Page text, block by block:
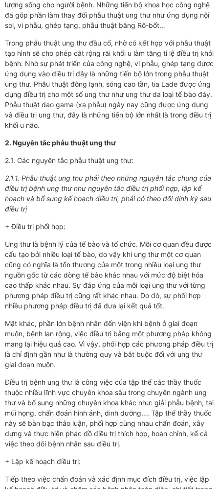
lượng sống cho người bệnh. Những tiến bộ khoa học công nghệ
đã góp phần làm thay đổi phẫu thuật ung thư như ứng dụng nội
soi, vi phẫu, ghép tạng, phẫu thuật bằng Rô-bốt…
Trong phẫu thuật ung thư đầu cổ, nhờ có kết hợp với phẫu thuật
tạo hình sẽ cho phép cắt rộng rãi khối u làm tăng tỉ lệ điều trị khỏi
bệnh. Nhờ sự phát triển của công nghệ, vi phẫu, ghép tạng được
ứng dụng vào điều trị đây là những tiến bộ lớn trong phẫu thuật
ung thư. Phẫu thuật đông lạnh, sóng cao tần, tia Lade được ứng
dụng điều trị cho một số ung thư như ung thư da loại tế bào đáy.
Phẫu thuật dao gama (xạ phẫu) ngày nay cũng được ứng dụng
và điều trị ung thư, đây là những tiến bộ lớn nhất là trong điều trị
khối u não.
2. Nguyên tắc phẫu thuật ung thư
2.1. Các nguyên tắc phẫu thuật ung thư:
2.1.1. Phẫu thuật ung thư phải theo những nguyên tắc chung của
điều trị bệnh ung thư như nguyên tắc điều trị phối hợp, lập kế
hoạch và bổ sung kế hoạch điều trị, phải có theo dõi định kỳ sau
điều trị
+ Điều trị phối hợp:
Ung thư là bệnh lý của tế bào và tổ chức. Mỗi cơ quan đều được
cấu tạo bởi nhiều loại tế bào, do vậy khi ung thư một cơ quan
cũng có nghĩa là tổn thương của một trong nhiều loại ung thư
nguồn gốc từ các dòng tế bào khác nhau với mức độ biệt hóa
cao thấp khác nhau. Sự đáp ứng của mỗi loại ung thư với từng
phương pháp điều trị cũng rất khác nhau. Do đó, sự phối hợp
nhiều phương pháp điều trị đã đưa lại kết quả tốt.
Mặt khác, phần lớn bệnh nhân đến viện khi bệnh ở giai đoạn
muộn, bệnh lan rộng, việc điều trị bằng một phương pháp không
mang lại hiệu quả cao. Vì vậy, phối hợp các phương pháp điều trị
là chỉ định gần như là thường quy và bắt buộc đối với ung thư
giai đoạn muộn.
Điều trị bệnh ung thư là công việc của tập thể các thầy thuốc
thuộc nhiều lĩnh vực chuyên khoa sâu trong chuyên ngành ung
thư và bổ sung những chuyên khoa khác như: giải phẫu bệnh, tai
mũi họng, chẩn đoán hình ảnh, dinh dưỡng…. Tập thể thầy thuốc
này sẽ bàn bạc thảo luận, phối hợp cùng nhau chẩn đoán, xây
dựng và thực hiện phác đồ điều trị thích hợp, hoàn chỉnh, kể cả
việc theo dõi bệnh nhân sau điều trị.
+ Lập kế hoạch điều trị:
Tiếp theo việc chẩn đoán và xác định mục đích điều trị, việc lập